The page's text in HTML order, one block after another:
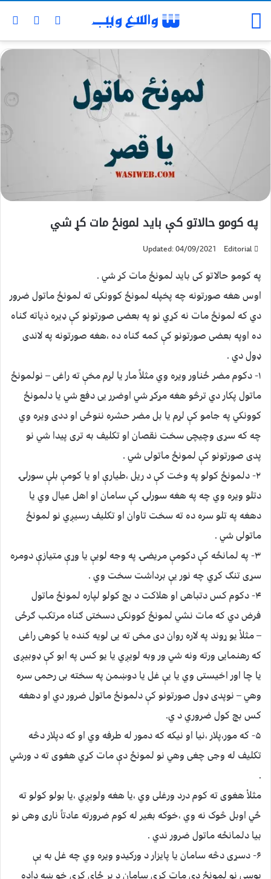
په کومو حالاتو کې بايد لمونځ مات کړ شي
Editorial
Updated: 04/09/2021
په کومو حالاتو کی بايد لمونځ مات کړ شي .
اوس هغه صورتونه چه پخپله لمونځ کوونکی ته لمونځ ماتول ضرور
دي که لمونځ مات نه کړي نو په بعضی صورتونو کې ډيره ذياته ګناه
ده اوپه بعضی صورتونو کې کمه ګناه ده ،هغه صورتونه په لاندی
ډول دي .
۱- دکوم مضر ځناور ويره وي مثلاً مار يا لړم مخې ته راغی – نولمونځ
ماتول پکار دي ترڅو هغه مړکړ شي اوضرر يی دفع شي يا دلمونځ
کوونکي په جامو کې لړم يا بل مضر حشره ننوځی او ددی ويره وي
چه که سړی وچيچی سخت نقصان او تکليف به تری پيدا شي نو
پدی صورتونو کې لمونځ ماتولی شي .
۲- دلمونځ کولو په وخت کې د ريل ،طيارې او يا کومې بلې سورلۍ
دتلو ويره وي چه په هغه سورلۍ کې سامان او اهل عيال وي يا
دهغه په تلو سره ده ته سخت تاوان او تکليف رسيږي نو لمونځ
ماتولی شي .
۳- په لمانځه کې دکومې مريضۍ په وجه لويې يا وړې متيازې دومره
سړی تنګ کړي چه نور يې برداشت سخت وي .
۴- دکوم کس دتباهی او هلاکت د بچ کولو لپاره لمونځ ماتول
فرض دي که مات نشي لمونځ کوونکی دسختی ګناه مرتکب ګرځی
– مثلاْ يو ړوند په لاره روان دی مخی ته يی لويه کنده يا کوهی راغی
که رهنمايی ورته ونه شي ور وبه لويږي يا يو کس په ابو کې ډوبيږی
يا چا اور اخيستی وي يا يې غل يا دوښمن په سخته بی رحمی سره
وهي – نوپدی ډول صورتونو کې دلمونځ ماتول ضرور دي او دهغه
کس بچ کول ضروري د ي.
۵- که مور،پلار ،نيا او نيکه که دمور له طرفه وي او که دپلار دڅه
تکليف له وجی چغی وهي نو لمونځ دې مات کړي هغوی ته د ورشي
.
مثلاْ هغوی ته کوم درد ورغلی وي ،يا هغه ولويږي ،يا بولو کولو ته
ځي اوبل څوک نه وي ،خوکه بغير له کوم ضرورته عادتاً ناری وهی نو
بيا دلمانځه ماتول ضرور ندي .
۶- دسړی دڅه سامان يا پايزار د ورکيدو ويره وي چه غل به يې
يوسی نو لمونځ دی مات کړي سامان د پر ځای کړی خو ښه داده